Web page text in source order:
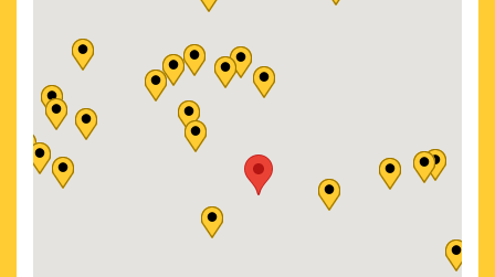
2026/ 8/19 (水)
スーパー歌舞伎 もののけ姫
2026/ 8/22 (土)
スーパー歌舞伎 もののけ姫
2026/ 8/23 (日)
スーパー歌舞伎 もののけ姫
2026/ 8/25 (火)
2026/ 8/27 (木)